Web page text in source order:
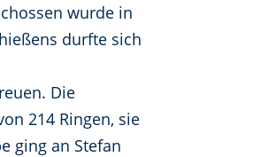
wurde in
durfte sich
Die
214 Ringen, sie
ging an Stefan